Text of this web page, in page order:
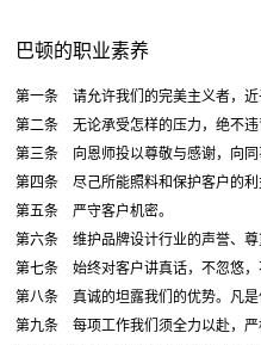
巴顿的职业素养
第一条 请允许我们的完美主义者，近
第二条 无论承受怎样的压力，绝不违
第三条 向恩师投以尊敬与感谢，向同
第四条 尽己所能照料和保护客户的利
第五条 严守客户机密。
第六条 维护品牌设计行业的声誉、尊
第七条 始终对客户讲真话，不忽悠，
第八条 真诚的坦露我们的优势。凡是
第九条 每项工作我们须全力以赴，严